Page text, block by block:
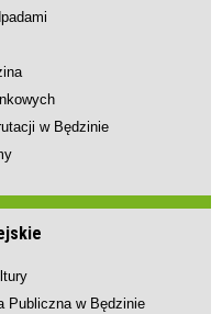
w Będzinie
Publiczna w Będzinie